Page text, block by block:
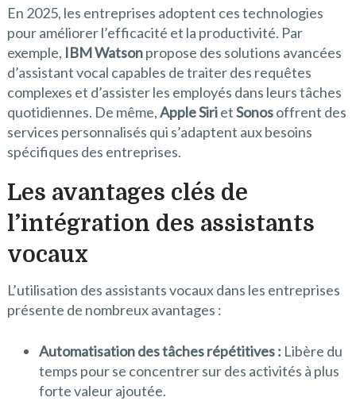
En 2025, les entreprises adoptent ces technologies
pour améliorer l’efficacité et la productivité. Par
exemple, IBM Watsonpropose des solutions avancées
d’assistant vocal capables de traiter des requêtes
complexes et d’assister les employés dans leurs tâches
quotidiennes. De même,Apple SirietSonosoffrent des
services personnalisés qui s’adaptent aux besoins
spécifiques des entreprises.
Les avantages clés de
l’intégration des assistants
vocaux
L’utilisation des assistants vocaux dans les entreprises
présente de nombreux avantages :
Automatisation des tâches répétitives : Libère du
temps pour se concentrer sur des activités à plus
forte valeur ajoutée.